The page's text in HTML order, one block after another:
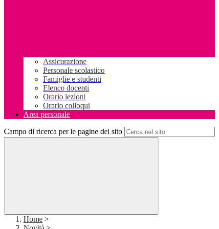
Assicurazione
Personale scolastico
Famiglie e studenti
Elenco docenti
Orario lezioni
Orario colloqui
Area personale
Campo di ricerca per le pagine del sito
Home >